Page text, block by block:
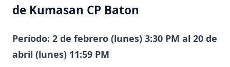
de Kumasan CP Baton
Período: 2 de febrero (lunes) 3:30 PM al 20 de
abril (lunes) 11:59 PM